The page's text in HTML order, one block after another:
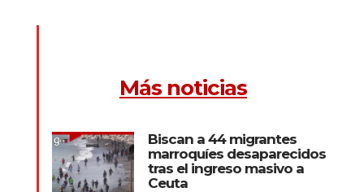
Más noticias
Biscan a 44 migrantes
marroquíes desaparecidos
tras el ingreso masivo a
Ceuta